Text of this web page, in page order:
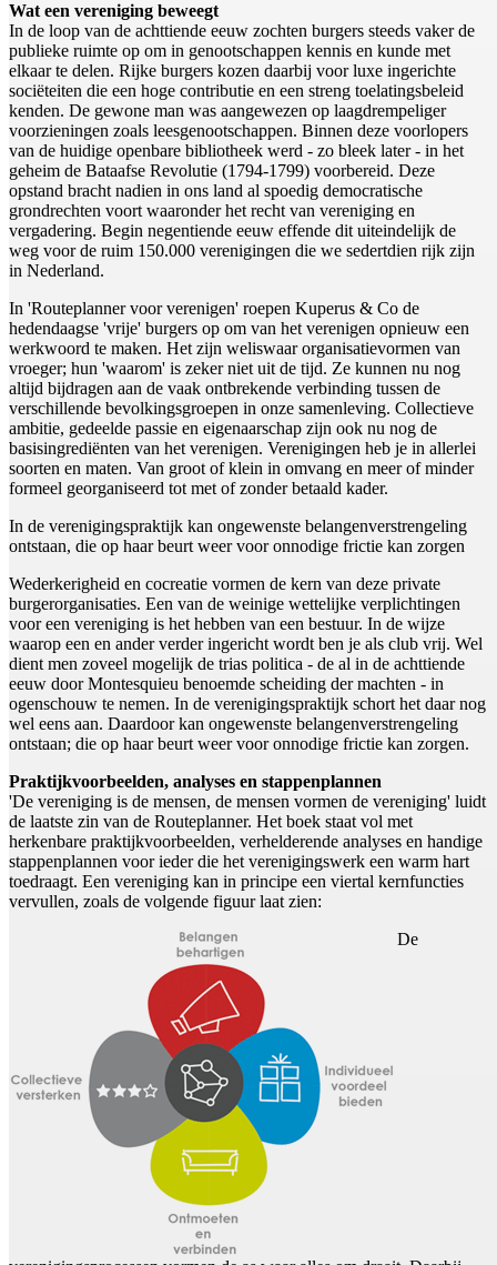
Wat een vereniging beweegt
In de loop van de achttiende eeuw zochten burgers steeds vaker de
publieke ruimte op om in genootschappen kennis en kunde met
elkaar te delen. Rijke burgers kozen daarbij voor luxe ingerichte
sociëteiten die een hoge contributie en een streng toelatingsbeleid
kenden. De gewone man was aangewezen op laagdrempeliger
voorzieningen zoals leesgenootschappen. Binnen deze voorlopers
van de huidige openbare bibliotheek werd - zo bleek later - in het
geheim de Bataafse Revolutie (1794-1799) voorbereid. Deze
opstand bracht nadien in ons land al spoedig democratische
grondrechten voort waaronder het recht van vereniging en
vergadering. Begin negentiende eeuw effende dit uiteindelijk de
weg voor de ruim 150.000 verenigingen die we sedertdien rijk zijn
in Nederland.
In 'Routeplanner voor verenigen' roepen Kuperus & Co de
hedendaagse 'vrije' burgers op om van het verenigen opnieuw een
werkwoord te maken. Het zijn weliswaar organisatievormen van
vroeger; hun 'waarom' is zeker niet uit de tijd. Ze kunnen nu nog
altijd bijdragen aan de vaak ontbrekende verbinding tussen de
verschillende bevolkingsgroepen in onze samenleving. Collectieve
ambitie, gedeelde passie en eigenaarschap zijn ook nu nog de
basisingrediënten van het verenigen. Verenigingen heb je in allerlei
soorten en maten. Van groot of klein in omvang en meer of minder
formeel georganiseerd tot met of zonder betaald kader.
In de verenigingspraktijk kan ongewenste belangenverstrengeling
ontstaan, die op haar beurt weer voor onnodige frictie kan zorgen
Wederkerigheid en cocreatie vormen de kern van deze private
burgerorganisaties. Een van de weinige wettelijke verplichtingen
voor een vereniging is het hebben van een bestuur. In de wijze
waarop een en ander verder ingericht wordt ben je als club vrij. Wel
dient men zoveel mogelijk de trias politica - de al in de achttiende
eeuw door Montesquieu benoemde scheiding der machten - in
ogenschouw te nemen. In de verenigingspraktijk schort het daar nog
wel eens aan. Daardoor kan ongewenste belangenverstrengeling
ontstaan; die op haar beurt weer voor onnodige frictie kan zorgen.
Praktijkvoorbeelden, analyses en stappenplannen
'De vereniging is de mensen, de mensen vormen de vereniging' luidt
de laatste zin van de Routeplanner. Het boek staat vol met
herkenbare praktijkvoorbeelden, verhelderende analyses en handige
stappenplannen voor ieder die het verenigingswerk een warm hart
toedraagt. Een vereniging kan in principe een viertal kernfuncties
vervullen, zoals de volgende figuur laat zien:
De